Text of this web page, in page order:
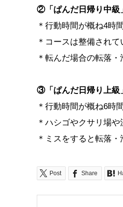
②「ぱんだ日帰り中級
＊行動時間が概ね4時
＊コースは整備され
＊転んだ場合の転落
③「ぱんだ日帰り上級
＊行動時間が概ね6時
＊ハシゴやクサリ場
＊ミスをすると転落
Post Share